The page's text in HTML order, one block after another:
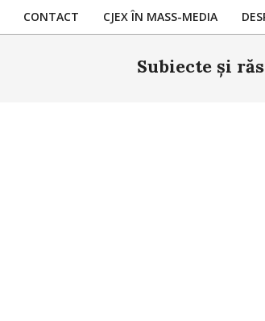
CONTACT CJEX ÎN MASS-MEDIA
Subiecte și